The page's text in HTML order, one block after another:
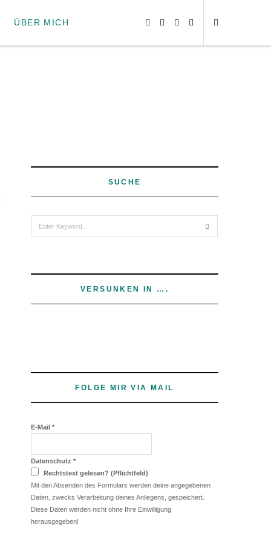
ÜBER MICH
SUCHE
VERSUNKEN IN ….
FOLGE MIR VIA MAIL
E-Mail *
Datenschutz *
Rechtstext gelesen? (Pflichtfeld)
Mit den Absenden des Formulars werden deine angegebenen
Daten, zwecks Verarbeitung deines Anliegens, gespeichert.
Diese Daten werden nicht ohne Ihre Einwilligung
herausgegeben!